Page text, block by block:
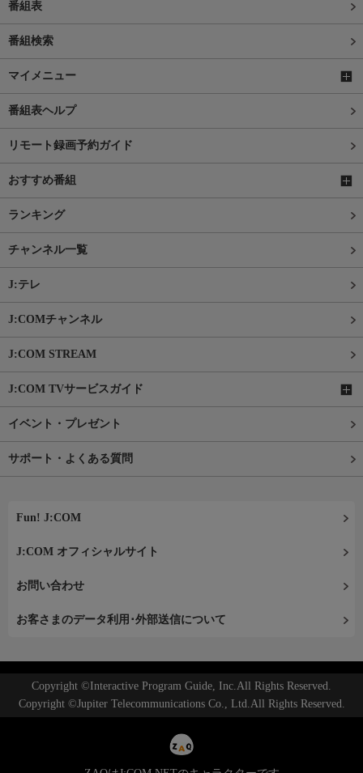
番組表
番組検索
マイメニュー
番組表ヘルプ
リモート録画予約ガイド
おすすめ番組
ランキング
チャンネル一覧
J:テレ
J:COMチャンネル
J:COM STREAM
J:COM TVサービスガイド
イベント・プレゼント
サポート・よくある質問
Fun! J:COM
J:COM オフィシャルサイト
お問い合わせ
お客さまのデータ利用･外部送信について
Copyright ©Interactive Program Guide, Inc.All Rights Reserved.
Copyright ©Jupiter Telecommunications Co., Ltd.All Rights Reserved.